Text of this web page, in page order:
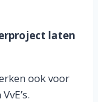
laten
ook voor